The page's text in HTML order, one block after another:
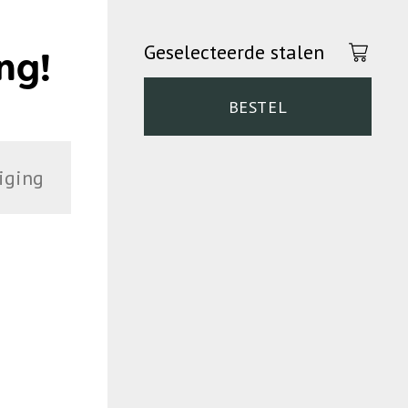
Geselecteerde stalen
BESTEL